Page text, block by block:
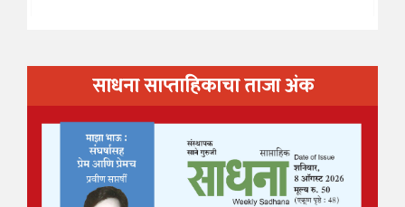
साधना साप्ताहिकाचा ताजा अंक